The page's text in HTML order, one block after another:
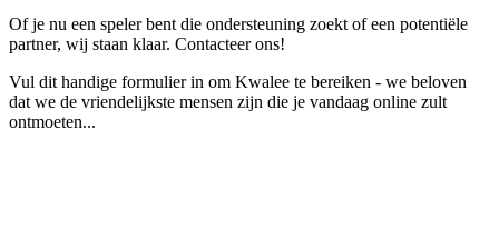
Of je nu een speler bent die ondersteuning zoekt of een potentiële
partner, wij staan klaar. Contacteer ons!
Vul dit handige formulier in om Kwalee te bereiken - we beloven
dat we de vriendelijkste mensen zijn die je vandaag online zult
ontmoeten...